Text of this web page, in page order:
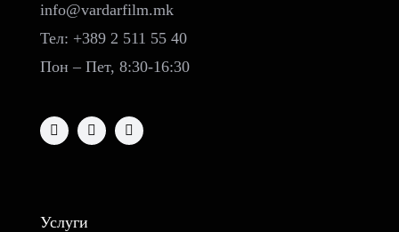
info@vardarfilm.mk
Тел: +389 2 511 55 40
Пон – Пет, 8:30-16:30
Услуги